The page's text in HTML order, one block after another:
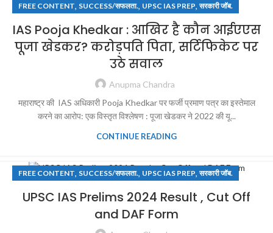
FREE CONTENT, SUCCESS/सफलता., UPSC IAS PREP, सरकारी जॉब.
IAS Pooja Khedkar : आखिर है कौन आईएएस
पूजा खेडकर? करोड़पति पिता, सर्टिफिकेट पर
उठे सवाल
Anupma Chandra
महाराष्ट्र की IAS अधिकारी Pooja Khedkar पर फर्जी प्रमाण पत्र का इस्तेमाल
करने का आरोप: एक विस्तृत विश्लेषण : पूजा खेडकर ने 2022 की यू...
CONTINUE READING
FREE CONTENT, SUCCESS/सफलता., UPSC IAS PREP, सरकारी जॉब.
UPSC IAS Prelims 2024 Result , Cut Off
and DAF Form